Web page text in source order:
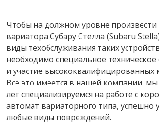
Чтобы на должном уровне
вариатора Субару Стелла (Subaru
виды техобслуживания таких
необходимо специальное
и участие высококвалифицированных
Всё это имеется в нашей компании,
лет специализируемся на работе с
автомат вариаторного типа, успешно
любые виды повреждений.